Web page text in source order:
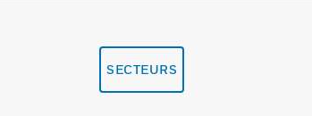
SECTEURS